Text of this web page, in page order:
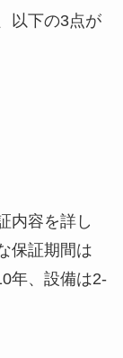
以下の3点が
内容を詳し
保証期間は
年、設備は2-